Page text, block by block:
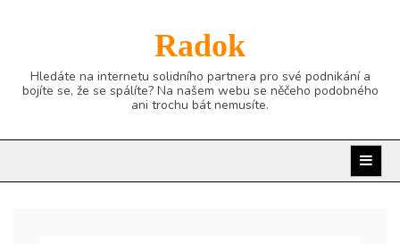
Radok
Hledáte na internetu solidního partnera pro své podnikání a
bojíte se, že se spálíte? Na našem webu se něčeho podobného
ani trochu bát nemusíte.